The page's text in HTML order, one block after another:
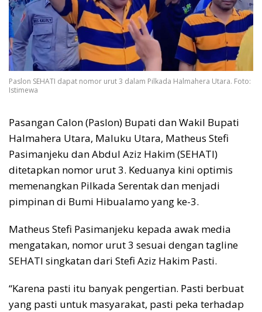
Paslon SEHATI dapat nomor urut 3 dalam Pilkada Halmahera Utara. Foto:
Istimewa
Pasangan Calon (Paslon) Bupati dan Wakil Bupati
Halmahera Utara, Maluku Utara, Matheus Stefi
Pasimanjeku dan Abdul Aziz Hakim (SEHATI)
ditetapkan nomor urut 3. Keduanya kini optimis
memenangkan Pilkada Serentak dan menjadi
pimpinan di Bumi Hibualamo yang ke-3.
Matheus Stefi Pasimanjeku kepada awak media
mengatakan, nomor urut 3 sesuai dengan tagline
SEHATI singkatan dari Stefi Aziz Hakim Pasti.
“Karena pasti itu banyak pengertian. Pasti berbuat
yang pasti untuk masyarakat, pasti peka terhadap